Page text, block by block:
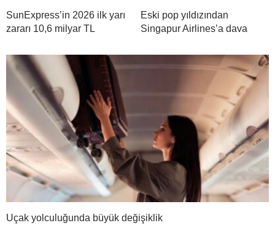
SunExpress’in 2026 ilk yarı
zararı 10,6 milyar TL
Eski pop yıldızından
Singapur Airlines’a dava
Uçak yolculuğunda büyük değişiklik